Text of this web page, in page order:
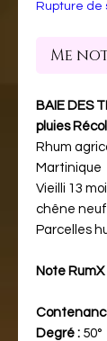
Rupture de
Me
BAIE DES
pluies
Rhum
Martinique
Vieilli 13
chêne
Parcelles
Note RumX
Degré : 50°